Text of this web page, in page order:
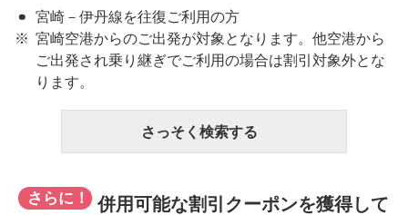
宮崎－伊丹線を往復ご利用の方
宮崎空港からのご出発が対象となります。他空港から
ご出発され乗り継ぎでご利用の場合は割引対象外とな
ります。
さっそく検索する
さらに！
併用可能な割引クーポンを獲得して